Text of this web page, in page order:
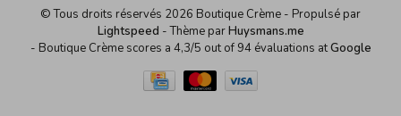
© Tous droits réservés 2026 Boutique Crème - Propulsé par
Lightspeed - Thème parHuysmans.me
- Boutique Crème scores a 4,3/5 out of94 évaluations atGoogle